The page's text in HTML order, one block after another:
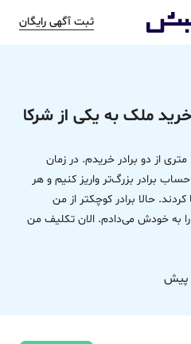
ثبت آگهی رایگان
ملک به یکی از شرکا
سلام، دو سال پیش یک مغازه 40 متری از دو برادر خریدم. در زمان
برادر بزرگ‌تر واریز کنیم و هر
کردند. حالا برادر کوچکتر از من
به خودش می‌دادم. الان تکلیف من